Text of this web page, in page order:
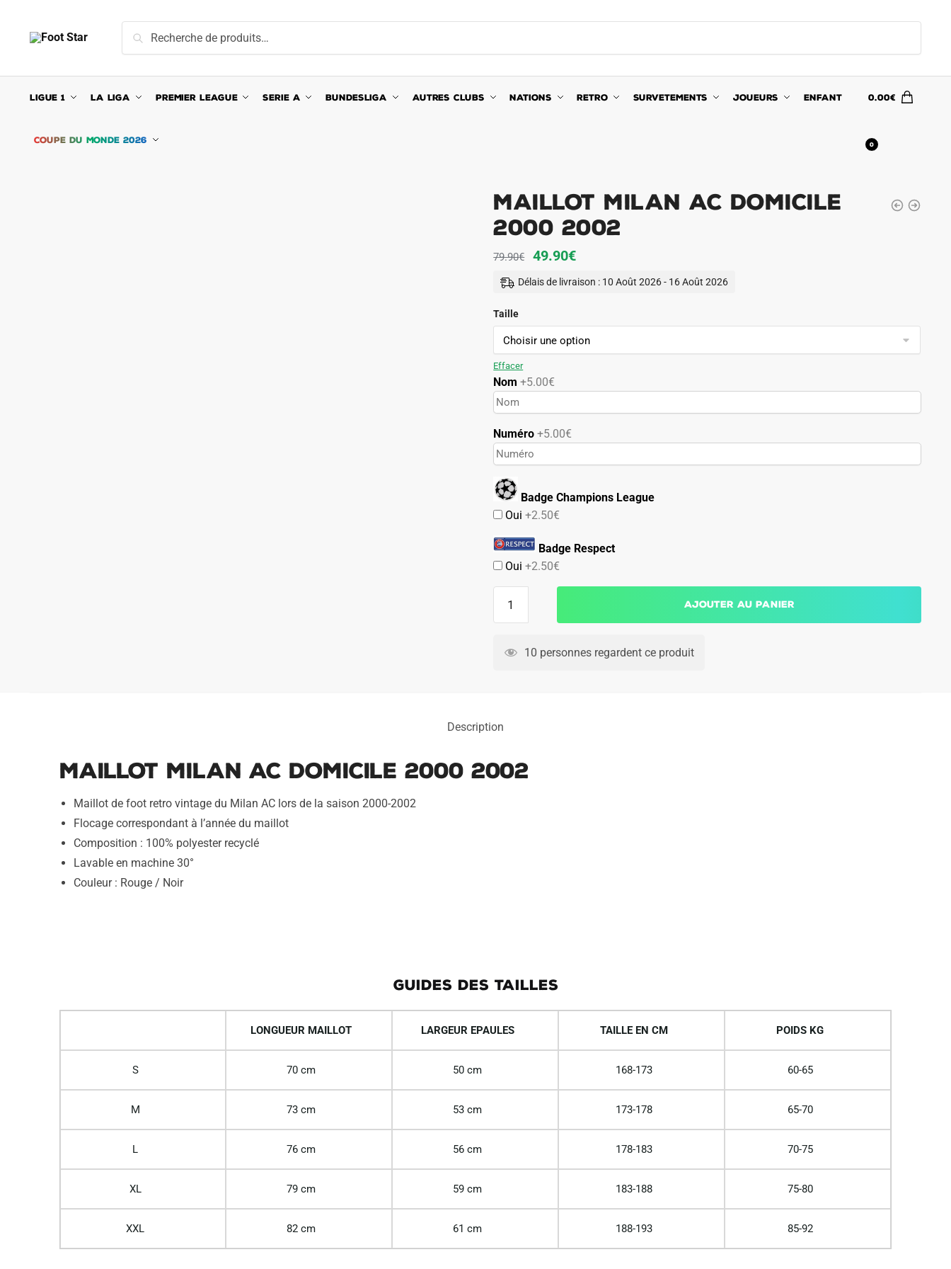
navigation
content
pour :
Recherche
LIGUE 1 LA LIGA PREMIER LEAGUE SERIE A BUNDESLIGA AUTRES CLUBS NATIONS RETRO SURVETEMENTS JOUEURS ENFANT
COUPE DU MONDE 2026
0.00€
0
Maillot Milan AC Domicile
2000 2002
79.90€
Le
prix
79.90€.
49.90€Le
prix
49.90€.
Délais de livraison : 10 Août 2026 - 16 Août 2026
Taille
Effacer
Nom +5.00€
Numéro+5.00€
Badge Champions League
Oui+2.50€
Badge Respect
Oui+2.50€
Milan
Ajouter au panier
10 personnes regardent ce produit
Description
Maillot Milan AC Domicile 2000 2002
Maillot de foot retro vintage du Milan AC lors de la saison 2000-2002
Flocage correspondant à l’année du maillot
Composition : 100% polyester recyclé
Lavable en machine 30°
Couleur : Rouge / Noir
GUIDES DES TAILLES
LONGUEUR MAILLOT LARGEUR EPAULES TAILLE EN CM POIDS KG
S 70 cm 50 cm 168-173 60-65
M 73 cm 53 cm 173-178 65-70
L 76 cm 56 cm 178-183 70-75
XL 79 cm 59 cm 183-188 75-80
XXL 82 cm 61 cm 188-193 85-92